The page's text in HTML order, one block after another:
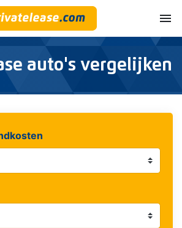
menu
auto's vergelijken